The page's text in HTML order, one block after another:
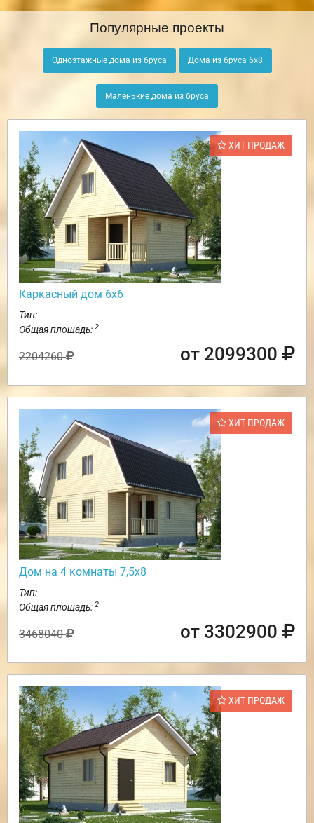
Популярные проекты
Одноэтажные дома из бруса Дома из бруса 6х8
Маленькие дома из бруса
ХИТ ПРОДАЖ
Каркасный дом 6х6
Тип:
Общая площадь: 2
2204260 от 2099300
ХИТ ПРОДАЖ
Дом на 4 комнаты 7,5х8
Тип:
Общая площадь: 2
3468040 от 3302900
ХИТ ПРОДАЖ